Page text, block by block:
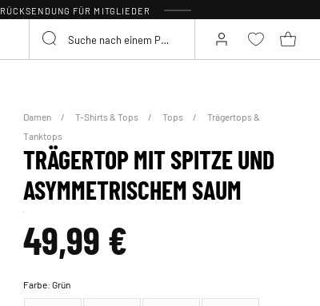
RÜCKSENDUNG FÜR MITGLIEDER
Damen T-Shirts & Tops Tops
Trägertops &
Tanktops
TRÄGERTOP MIT SPITZE UND
ASYMMETRISCHEM SAUM
49,99 €
Farbe:Grün